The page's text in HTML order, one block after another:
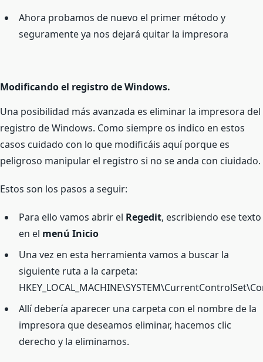
Ahora probamos de nuevo el primer método y
seguramente ya nos dejará quitar la impresora
Modificando el registro de Windows.
Una posibilidad más avanzada es eliminar la impresora del
registro de Windows. Como siempre os indico en estos
casos cuidado con lo que modificáis aquí porque es
peligroso manipular el registro si no se anda con ciuidado.
Estos son los pasos a seguir:
Para ello vamos abrir el Regedit, escribiendo ese texto
en el menú Inicio
Una vez en esta herramienta vamos a buscar la
siguiente ruta a la carpeta:
Allí debería aparecer una carpeta con el nombre de la
impresora que deseamos eliminar, hacemos clic
derecho y la eliminamos.